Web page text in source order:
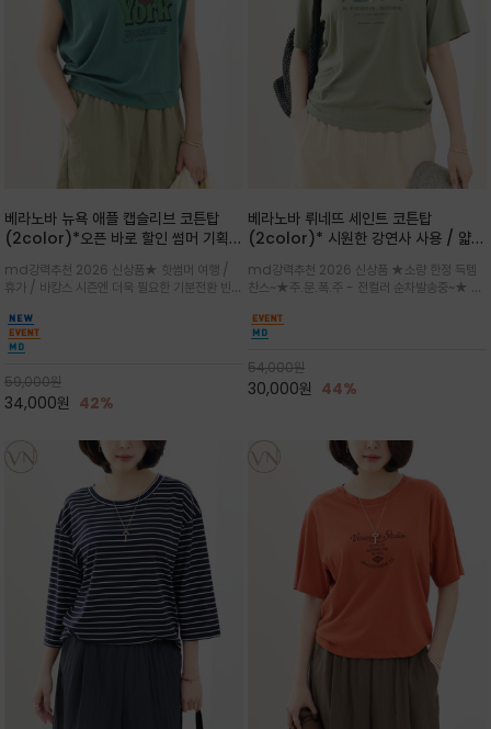
베라노바 뉴욕 애플 캡슬리브 코튼탑
(2color)*오픈 바로 할인 썸머 기획
★ 한정수량 제작 ★ 강연 코튼으로 빈
티지 프린트로 여름 하의와 모두 잘어울
리는 그래픽
md강력추천 2026 신상품★ 핫썸머 여행 /
휴가 / 바캉스 시즌엔 더욱 필요한 기분전환 빈티
부에 산뜻하게 닿는 프리미엄 /답답함 없는 라운
드 넥라인과 자연스럽게 어깨를 감싸는 캡슬리브
디자인이 팔 라인을 더욱 날씬
59,000원
34,000원 42%
베라노바 뤼네뜨 세인트 코튼탑
(2color)* 시원한 강연사 사용 / 얇고
피부에 잘 달라붙지 않아 통기성이 탁월
md강력추천 2026 신상품 ★소량 한정 득템
찬스~★주.문.폭.주 - 전컬러 순차발송중~★ 감
라인과 여유 있는 스탠다드 핏으로 부담 없이 착
용/과하지 않은 프린트 디테일이 룩에 세련된 위
트를 더해 데일리 룩에 포인트
54,000원
30,000원 44%